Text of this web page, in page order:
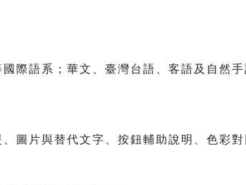
際語系；華文、臺灣台語、客語及自然
圖片與替代文字、按鈕輔助說明、色彩